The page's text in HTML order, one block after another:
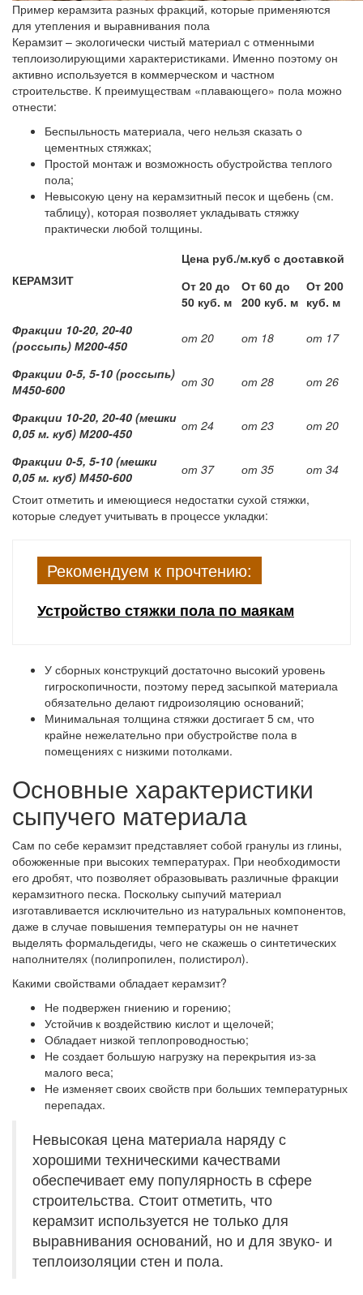
Пример керамзита разных фракций, которые применяются
для утепления и выравнивания пола
Керамзит – экологически чистый материал с отменными
теплоизолирующими характеристиками. Именно поэтому он
активно используется в коммерческом и частном
строительстве. К преимуществам «плавающего» пола можно
отнести:
Беспыльность материала, чего нельзя сказать о
цементных стяжках;
Простой монтаж и возможность обустройства теплого
пола;
Невысокую цену на керамзитный песок и щебень (см.
таблицу), которая позволяет укладывать стяжку
практически любой толщины.
КЕРАМЗИТ
Цена руб./м.куб с доставкой
От 20 до
50 куб. м
От 60 до
200 куб. м
От 200
куб. м
Фракции 10-20, 20-40
(россыпь) М200-450
от 20 от 18 от 17
Фракции 0-5, 5-10 (россыпь)
М450-600
от 30 от 28 от 26
Фракции 10-20, 20-40 (мешки
0,05 м. куб) М200-450
от 24 от 23 от 20
Фракции 0-5, 5-10 (мешки
0,05 м. куб) М450-600
от 37 от 35
от 34
Стоит отметить и имеющиеся недостатки сухой стяжки,
которые следует учитывать в процессе укладки:
Рекомендуем к прочтению:
Устройство стяжки пола по маякам
У сборных конструкций достаточно высокий уровень
гигроскопичности, поэтому перед засыпкой материала
обязательно делают гидроизоляцию оснований;
Минимальная толщина стяжки достигает 5 см, что
крайне нежелательно при обустройстве пола в
помещениях с низкими потолками.
Основные характеристики
сыпучего материала
Сам по себе керамзит представляет собой гранулы из глины,
обожженные при высоких температурах. При необходимости
его дробят, что позволяет образовывать различные фракции
керамзитного песка. Поскольку сыпучий материал
изготавливается исключительно из натуральных компонентов,
даже в случае повышения температуры он не начнет
выделять формальдегиды, чего не скажешь о синтетических
наполнителях (полипропилен, полистирол).
Какими свойствами обладает керамзит?
Не подвержен гниению и горению;
Устойчив к воздействию кислот и щелочей;
Обладает низкой теплопроводностью;
Не создает большую нагрузку на перекрытия из-за
малого веса;
Не изменяет своих свойств при больших температурных
перепадах.
Невысокая цена материала наряду с
хорошими техническими качествами
обеспечивает ему популярность в сфере
строительства. Стоит отметить, что
керамзит используется не только для
выравнивания оснований, но и для звуко- и
теплоизоляции стен и пола.